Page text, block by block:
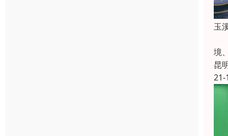
玉
境
昆
21-